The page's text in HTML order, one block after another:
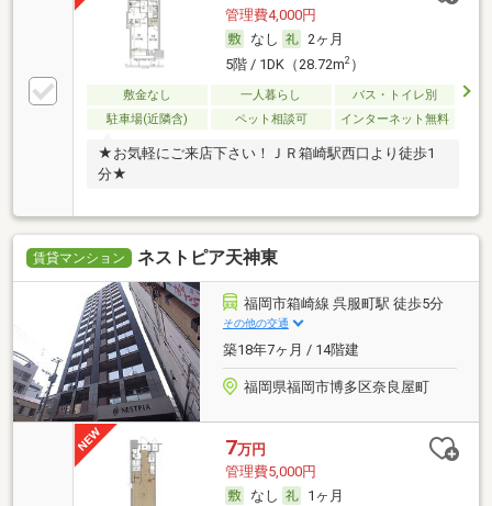
管理費4,000円
なし
2ヶ月
5階 / 1DK（28.72m2）
敷金なし 一人暮らし
バス・トイレ別
駐車場(近隣含)
ペット相談可 インターネット無料
★お気軽にご来店下さい！ＪＲ箱崎駅西口より徒歩1
分★
賃貸マンション ネストピア天神東
福岡市箱崎線 呉服町駅 徒歩5分
その他の交通
築18年7ヶ月 / 14階建
福岡県福岡市博多区奈良屋町
7万円
管理費5,000円
なし
1ヶ月